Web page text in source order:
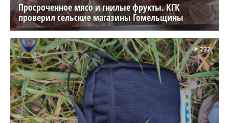
Просроченное мясо и гнилые фрукты. КГК
проверил сельские магазины Гомельщины
232